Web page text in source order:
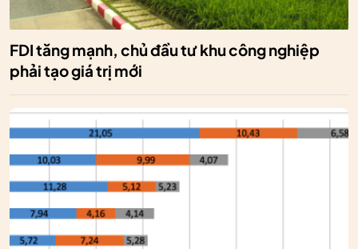
FDI tăng mạnh, chủ đầu tư khu công nghiệp
phải tạo giá trị mới